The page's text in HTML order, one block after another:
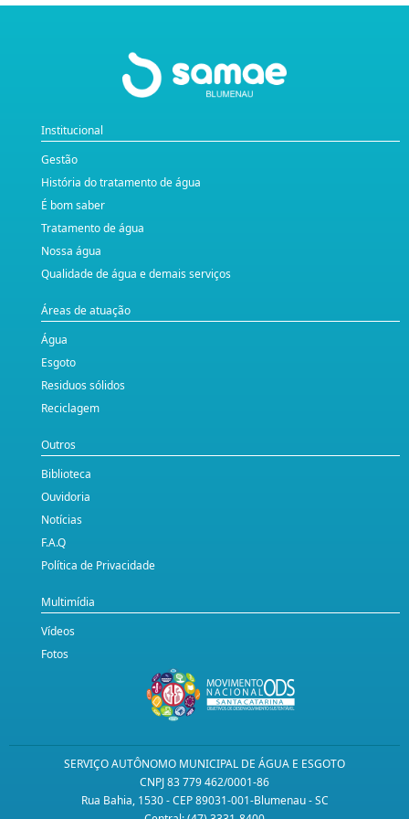
Institucional
Gestão
História do tratamento de água
É bom saber
Tratamento de água
Nossa água
Qualidade de água e demais serviços
Áreas de atuação
Água
Esgoto
Residuos sólidos
Reciclagem
Outros
Biblioteca
Ouvidoria
Notícias
F.A.Q
Política de Privacidade
Multimídia
Vídeos
Fotos
SERVIÇO AUTÔNOMO MUNICIPAL DE ÁGUA E ESGOTO
CNPJ 83 779 462/0001-86
Rua Bahia, 1530 - CEP 89031-001-Blumenau - SC